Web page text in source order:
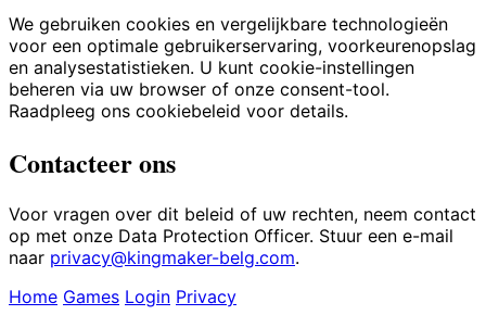
We gebruiken cookies en vergelijkbare technologieën
voor een optimale gebruikerservaring, voorkeurenopslag
en analysestatistieken. U kunt cookie-instellingen
beheren via uw browser of onze consent-tool.
Raadpleeg ons cookiebeleid voor details.
Contacteer ons
Voor vragen over dit beleid of uw rechten, neem contact
op met onze Data Protection Officer. Stuur een e-mail
naar privacy@kingmaker-belg.com.
Home Games Login Privacy